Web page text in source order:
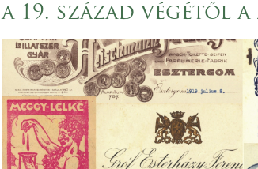
a 19. század végétől a